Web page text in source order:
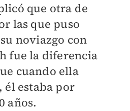
que otra de
las que puso
noviazgo con
fue la diferencia
cuando ella
él estaba por
años.